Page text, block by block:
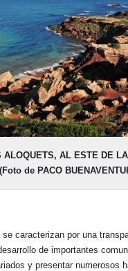
ALOQUETS, AL ESTE DE
de PACO
caracterizan por una
de importantes
y presentar numerosos